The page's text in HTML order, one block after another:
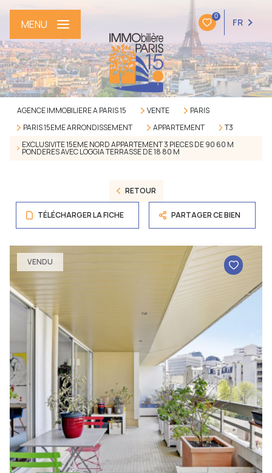
0
FR
MENU
AGENCE IMMOBILIERE A PARIS 15 VENTE
PARIS
PARIS 15EME ARRONDISSEMENT
APPARTEMENT
T3
EXCLUSIVITE 15EME NORD APPARTEMENT 3 PIECES DE 90 60 M
PONDERES AVEC LOGGIA TERRASSE DE 18 80 M
RETOUR
TÉLÉCHARGER LA FICHE PARTAGER CE BIEN
VENDU